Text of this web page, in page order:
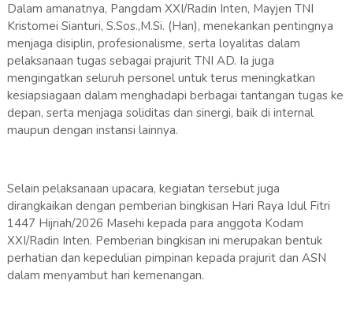
Dalam amanatnya, Pangdam XXI/Radin Inten, Mayjen TNI
Kristomei Sianturi, S.Sos.,M.Si. (Han), menekankan pentingnya
menjaga disiplin, profesionalisme, serta loyalitas dalam
pelaksanaan tugas sebagai prajurit TNI AD. Ia juga
mengingatkan seluruh personel untuk terus meningkatkan
kesiapsiagaan dalam menghadapi berbagai tantangan tugas ke
depan, serta menjaga soliditas dan sinergi, baik di internal
maupun dengan instansi lainnya.
Selain pelaksanaan upacara, kegiatan tersebut juga
dirangkaikan dengan pemberian bingkisan Hari Raya Idul Fitri
1447 Hijriah/2026 Masehi kepada para anggota Kodam
XXI/Radin Inten. Pemberian bingkisan ini merupakan bentuk
perhatian dan kepedulian pimpinan kepada prajurit dan ASN
dalam menyambut hari kemenangan.